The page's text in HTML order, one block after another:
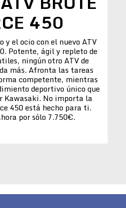
450
y el ocio con el nuevo ATV
Potente, ágil y repleto de
ningún otro ATV de
más. Afronta las tareas
competente, mientras
deportivo único que
Kawasaki. No importa la
450 está hecho para ti.
por sólo 7.750€.